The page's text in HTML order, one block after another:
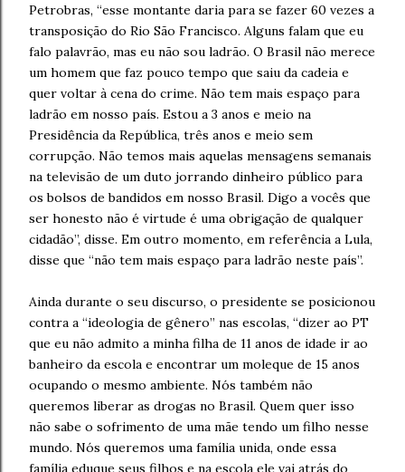
Petrobras, “esse montante daria para se fazer 60 vezes a
transposição do Rio São Francisco. Alguns falam que eu
falo palavrão, mas eu não sou ladrão. O Brasil não merece
um homem que faz pouco tempo que saiu da cadeia e
quer voltar à cena do crime. Não tem mais espaço para
ladrão em nosso país. Estou a 3 anos e meio na
Presidência da República, três anos e meio sem
corrupção. Não temos mais aquelas mensagens semanais
na televisão de um duto jorrando dinheiro público para
os bolsos de bandidos em nosso Brasil. Digo a vocês que
ser honesto não é virtude é uma obrigação de qualquer
cidadão”, disse. Em outro momento, em referência a Lula,
disse que “não tem mais espaço para ladrão neste país”.
Ainda durante o seu discurso, o presidente se posicionou
contra a “ideologia de gênero” nas escolas, “dizer ao PT
que eu não admito a minha filha de 11 anos de idade ir ao
banheiro da escola e encontrar um moleque de 15 anos
ocupando o mesmo ambiente. Nós também não
queremos liberar as drogas no Brasil. Quem quer isso
não sabe o sofrimento de uma mãe tendo um filho nesse
mundo. Nós queremos uma família unida, onde essa
família eduque seus filhos e na escola ele vai atrás do